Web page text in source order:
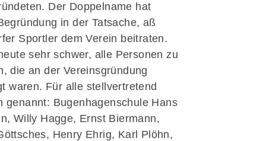
Der Doppelname hat
in der Tatsache, aß
Sportler dem Verein beitraten.
sehr schwer, alle Personen zu
die an der Vereinsgründung
waren. Für alle stellvertretend
genannt: Bugenhagenschule Hans
Willy Hagge, Ernst Biermann,
Henry Ehrig, Karl Plöhn,
Friedrichsberg-Busdorf
Öhr 6
Schleswig
32690
geschaeftsstelle@tsv-